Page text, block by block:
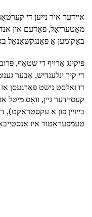
איידער איר נייען די
מאַטעריאַל, פאָדעם און
באַקומען אַ פאַנגקשאַנאַל
פּיקינג אַרויף די שטאָף,
די קיך ינלענדיש, אָבער
דו זאלסט נישט פאַרגעסן
קעסיידער גיין, וואָס
בייַזייַן פון אַ עקסטראַקט),
טעמפּעראַטור איז